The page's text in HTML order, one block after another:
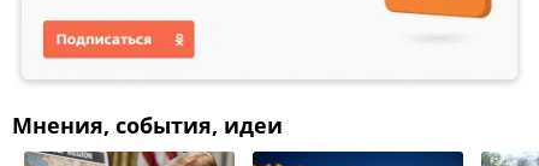
Мнения, события, идеи